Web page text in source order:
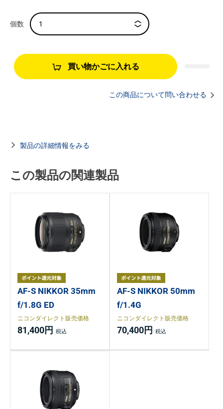
買い物かごに入れる
この商品について問い合わせる
製品の詳細情報をみる
この製品の関連製品
AF-S NIKKOR 35mm
f/1.8G ED
ニコンダイレクト販売価格
81,400円
AF-S NIKKOR 50mm
f/1.4G
ニコンダイレクト販売価格
70,400円